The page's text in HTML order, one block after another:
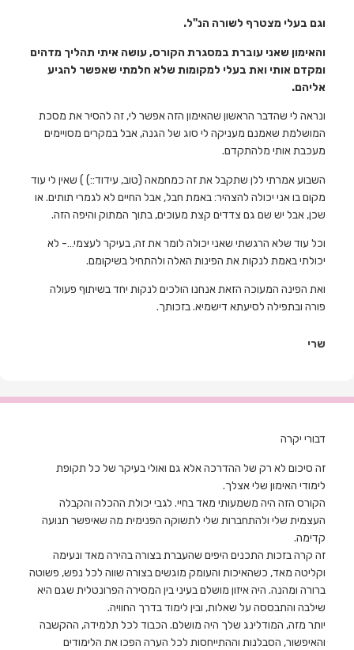
וגם בעלי מצטרף לשורה הנ"ל.
והאימון שאני עוברת במסגרת הקורס, עושה איתי תהליך מדהים
ומקדם אותי ואת בעלי למקומות שלא חלמתי שאפשר להגיע
אליהם.
ונראה לי שהדבר הראשון שהאימון הזה אפשר לי, זה להסיר את מסכת
המושלמת שאמנם מעניקה לי סוג של הגנה, אבל במקרים מסויימים
מעכבת אותי מלהתקדם.
השבוע אמרתי ללן שתקבל את זה כמחמאה (טוב, עידוד::) ) שאין לי עוד
מקום בו אני יכולה להצהיר: באמת חבל, אבל החיים לא לגמרי תותים. או
שכן, אבל יש שם גם צדדים קצת מעוכים, בתוך המתוק והיפה הזה.
וכל עוד שלא הרגשתי שאני יכולה לומר את זה, בעיקר לעצמי…- לא
יכולתי באמת לנקות את הפינות האלה ולהתחיל בשיקומם.
ואת הפינה המעוכה הזאת אנחנו הולכים לנקות יחד בשיתוף פעולה
פורה ובתפילה לסיעתא דישמיא. בזכותך.
שרי
דבורי יקרה
זה סיכום לא רק של ההדרכה אלא גם ואולי בעיקר של כל תקופת
לימודי האימון שלי אצלך.
הקורס הזה היה משמעותי מאד בחיי. לגבי יכולת ההכלה והקבלה
העצמית שלי ולהתחברות שלי לתשוקה הפנימית מה שאיפשר תנועה
קדימה.
זה קרה בזכותהתכנים היפים שהעברת בצורה בהירה מאד ונעימה
וקליטה מאד, כשהאיכות והעומק מוגשים בצורה שווה לכל נפש, פשוטה
ברורה ומהנה. היה איזון מושלם בעיני בין המסירה הפרונטלית שגם היא
שילבה והתבססה על שאלות, ובין לימוד בדרך החוויה.
יותר מזה, המודלינג שלך היה מושלם. הכבוד לכל תלמידה, ההקשבה
והאיפשור, הסבלנות וההתייחסות לכל הערה הפכו את הלימודים